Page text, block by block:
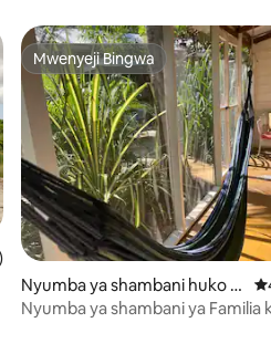
wastani wa 4.89 kati ya 5,
Mwenyeji Bingwa
Mwenyeji Bingwa
Nyumba ya shambani huko Fr
enchmans Bay
Nyumba ya shambani ya Familia